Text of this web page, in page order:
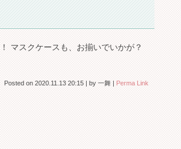
マスクケースも、お揃いでいかが？
Posted on 2020.11.13 20:15 | by 一舞 | Perma Link